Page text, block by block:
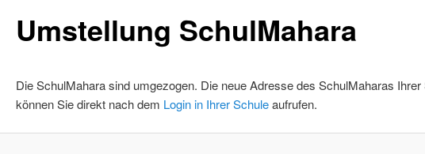
Umstellung SchulMahara
Die SchulMahara sind umgezogen. Die neue Adresse des SchulMaharas Ihrer
können Sie direkt nach dem Login in Ihrer Schuleaufrufen.